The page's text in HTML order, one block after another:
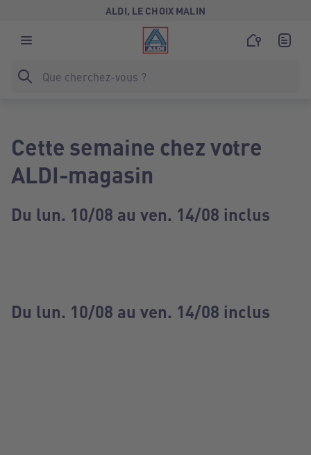
ALDI, LE CHOIX MALIN
Cette semaine chez votre
ALDI-magasin
Du lun. 10/08 au ven. 14/08 inclus
Du lun. 10/08 au ven. 14/08 inclus